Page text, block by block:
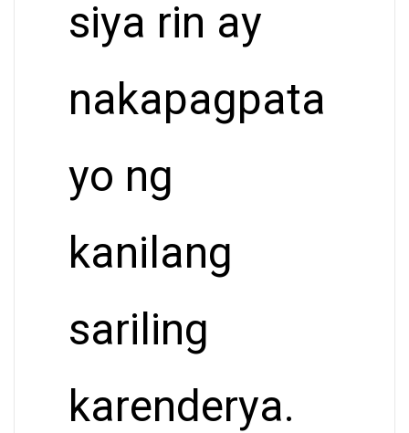
siya rin ay
nakapagpata
yo ng
kanilang
sariling
karenderya.